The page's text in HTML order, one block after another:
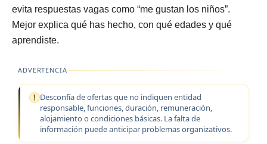
evita respuestas vagas como “me gustan los niños”.
Mejor explica qué has hecho, con qué edades y qué
aprendiste.
ADVERTENCIA
Desconfía de ofertas que no indiquen entidad
responsable, funciones, duración, remuneración,
alojamiento o condiciones básicas. La falta de
información puede anticipar problemas organizativos.